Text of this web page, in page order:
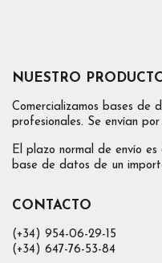
NUESTRO
Comercializamos bases de
profesionales. Se envían
El plazo normal de envío
base de datos de un
CONTACTO
(+34) 954-06-29-15
(+34) 647-76-53-84